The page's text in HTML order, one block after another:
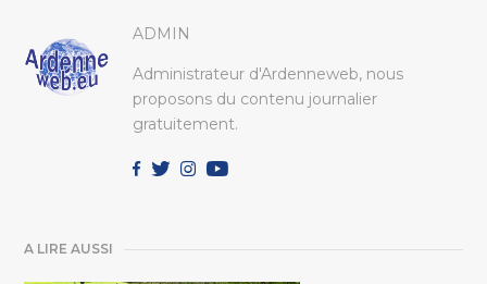
ADMIN
Administrateur d'Ardenneweb, nous
proposons du contenu journalier
gratuitement.
A LIRE AUSSI